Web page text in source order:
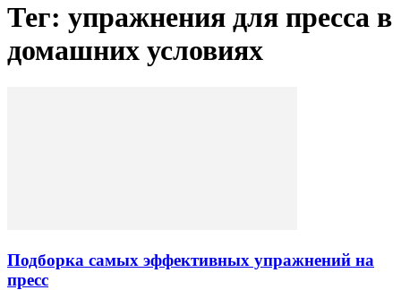
Тег: упражнения для пресса в
домашних условиях
Подборка самых эффективных упражнений на
пресс